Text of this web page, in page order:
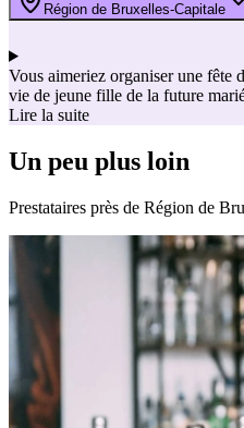
Région de Bruxelles-Capitale
Vous aimeriez organiser une fête
vie de jeune fille de la future
marié, mais vous ne savez pas
votre week-end restera dans les
plus délassantes, amusantes ou
Lire la suite
Un peu plus loin
Prestataires près de Région de